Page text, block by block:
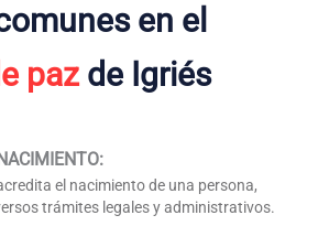
en el
pazde Igriés
:
el nacimiento de una persona,
trámites legales y administrativos.